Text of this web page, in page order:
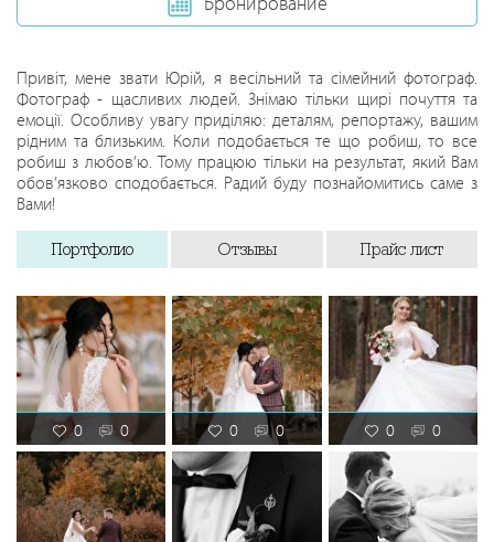
Привіт, мене звати Юрій, я весільний та сімейний фотограф.
Фотограф - щасливих людей. Знімаю тільки щирі почуття та
емоції. Особливу увагу приділяю: деталям, репортажу, вашим
рідним та близьким. Коли подобається те що робиш, то все
робиш з любов’ю. Тому працюю тільки на результат, який Вам
обов’язково сподобається. Радий буду познайомитись саме з
Вами!
Портфолио Отзывы Прайс лист
0 0 0 0 0 0